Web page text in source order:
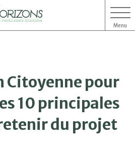
Menu
Citoyenne pour
10 principales
du projet